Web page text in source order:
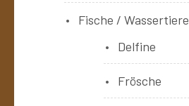
Fische / Wassertiere
Delfine
Frösche